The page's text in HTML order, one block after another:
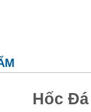
Hốc Đá